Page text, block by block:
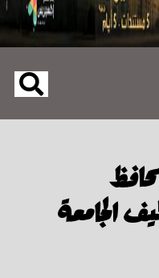
الجامعة